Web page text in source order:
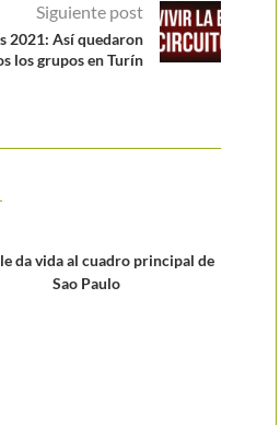
Siguiente post
2021: Así quedaron
los grupos en Turín